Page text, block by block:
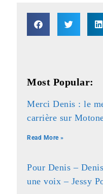
Most Popular:
Merci Denis : le
carrière sur
Read More »
Pour Denis –
une voix – Jessy